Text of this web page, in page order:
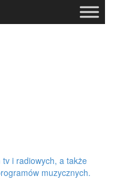
i radiowych, a także
muzycznych.